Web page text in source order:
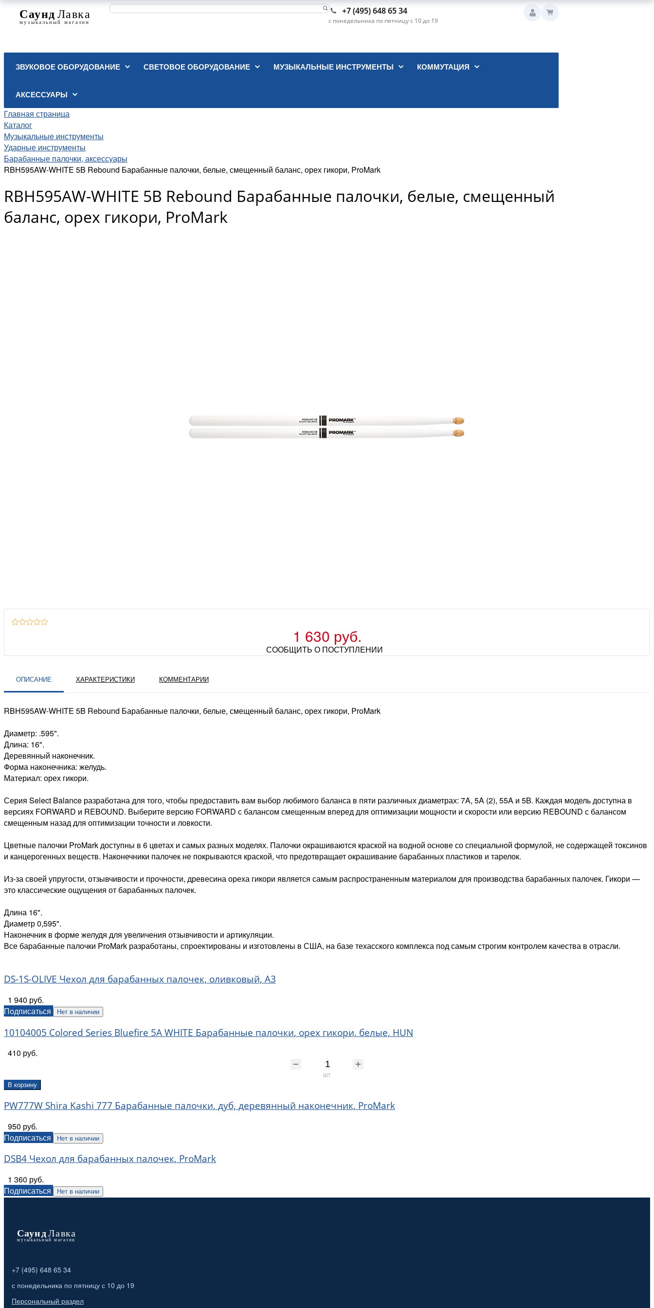
+7 (495) 648 65 34
с понедельника по пятницу с 10 до 19
ЗВУКОВОЕ ОБОРУДОВАНИЕ СВЕТОВОЕ ОБОРУДОВАНИЕ МУЗЫКАЛЬНЫЕ ИНСТРУМЕНТЫ КОММУТАЦИЯ
АКСЕССУАРЫ
Главная страница
Каталог
Музыкальные инструменты
Ударные инструменты
Барабанные палочки, аксессуары
RBH595AW-WHITE 5B Rebound Барабанные палочки, белые, смещенный баланс, орех гикори, ProMark
RBH595AW-WHITE 5B Rebound Барабанные палочки, белые, смещенный
баланс, орех гикори, ProMark
1 630 руб.
СООБЩИТЬ О ПОСТУПЛЕНИИ
ОПИСАНИЕ ХАРАКТЕРИСТИКИ КОММЕНТАРИИ
RBH595AW-WHITE 5B Rebound Барабанные палочки, белые, смещенный баланс, орех гикори, ProMark
Диаметр: .595".
Длина: 16".
Деревянный наконечник.
Форма наконечника: желудь.
Материал: орех гикори.
Серия Select Balance разработана для того, чтобы предоставить вам выбор любимого баланса в пяти различных диаметрах: 7A, 5A (2), 55A и 5B. Каждая модель доступна в
версиях FORWARD и REBOUND. Выберите версию FORWARD с балансом смещенным вперед для оптимизации мощности и скорости или версию REBOUND с балансом
смещенным назад для оптимизации точности и ловкости.
Цветные палочки ProMark доступны в 6 цветах и самых разных моделях. Палочки окрашиваются краской на водной основе со специальной формулой, не содержащей токсинов
и канцерогенных веществ. Наконечники палочек не покрываются краской, что предотвращает окрашивание барабанных пластиков и тарелок.
Из-за своей упругости, отзывчивости и прочности, древесина ореха гикори является самым распространенным материалом для производства барабанных палочек. Гикори —
это классические ощущения от барабанных палочек.
Длина 16".
Диаметр 0,595".
Наконечник в форме желудя для увеличения отзывчивости и артикуляции.
Все барабанные палочки ProMark разработаны, спроектированы и изготовлены в США, на базе техасского комплекса под самым строгим контролем качества в отрасли.
DS-1S-OLIVE Чехол для барабанных палочек, оливковый, А3
1 940 руб.
Подписаться
Нет в наличии
10104005 Colored Series Bluefire 5A WHITE Барабанные палочки, орех гикори, белые, HUN
410 руб.
шт
В корзину
PW777W Shira Kashi 777 Барабанные палочки, дуб, деревянный наконечник, ProMark
950 руб.
Подписаться
Нет в наличии
DSB4 Чехол для барабанных палочек, ProMark
1 360 руб.
Подписаться
Нет в наличии
+7 (495) 648 65 34
с понедельника по пятницу с 10 до 19
Персональный раздел